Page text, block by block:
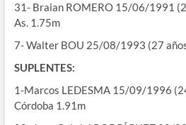
31- Braian ROMERO 15/06/1991
As. 1.75m
7- Walter BOU 25/08/1993 (27
SUPLENTES:
1-Marcos LEDESMA 15/09/1996
Córdoba 1.91m